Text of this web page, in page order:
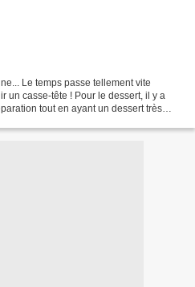
Le temps passe tellement vite
un casse-tête ! Pour le dessert, il y a
tout en ayant un dessert très